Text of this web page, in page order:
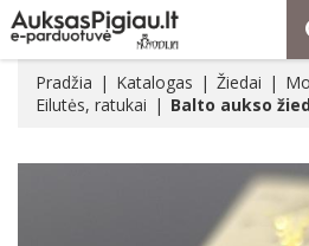
Pradžia Katalogas Žiedai
Eilutės, ratukai
Balto aukso